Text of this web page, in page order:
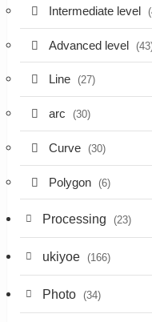
Intermediate level
Advanced level
Line (27)
arc (30)
Curve (30)
Polygon (6)
Processing (23)
ukiyoe (166)
Photo (34)